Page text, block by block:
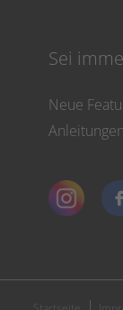
Sei
Neue